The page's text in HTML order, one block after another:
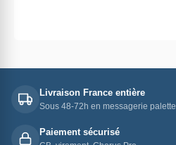
Livraison France entière
Sous 48-72h en messagerie palette
Paiement sécurisé